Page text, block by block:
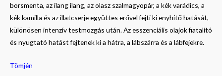
borsmenta, az ilang ilang, az olasz szalmagyopár, a kék varádics, a
kék kamilla és az illatcserje együttes erővel fejti ki enyhítő hatását,
különösen intenzív testmozgás után. Az esszenciális olajok fiatalító
és nyugtató hatást fejtenek ki a hátra, a lábszárra és a lábfejekre.
Tömjén